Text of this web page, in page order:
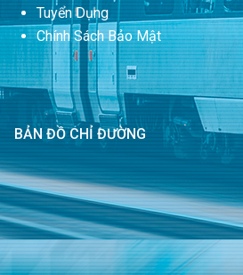
Tuyển Dụng
Chính Sách Bảo Mật
BẢN ĐỒ CHỈ ĐƯỜNG